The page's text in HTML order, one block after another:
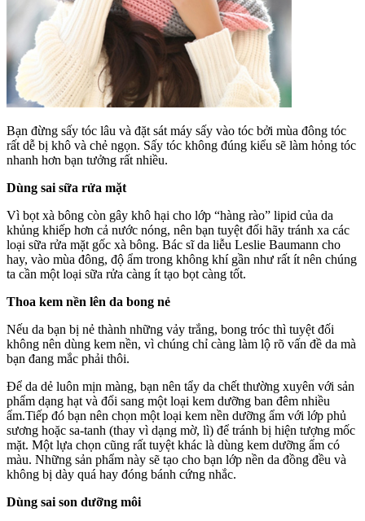
Bạn đừng sấy tóc lâu và đặt sát máy sấy vào tóc bởi mùa đông tóc
rất dễ bị khô và chẻ ngọn. Sấy tóc không đúng kiểu sẽ làm hỏng tóc
nhanh hơn bạn tưởng rất nhiều.
Dùng sai sữa rửa mặt
Vì bọt xà bông còn gây khô hại cho lớp “hàng rào” lipid của da
khủng khiếp hơn cả nước nóng, nên bạn tuyệt đối hãy tránh xa các
loại sữa rửa mặt gốc xà bông. Bác sĩ da liễu Leslie Baumann cho
hay, vào mùa đông, độ ẩm trong không khí gần như rất ít nên chúng
ta cần một loại sữa rửa càng ít tạo bọt càng tốt.
Thoa kem nền lên da bong nẻ
Nếu da bạn bị nẻ thành những vảy trắng, bong tróc thì tuyệt đối
không nên dùng kem nền, vì chúng chỉ càng làm lộ rõ vấn đề da mà
bạn đang mắc phải thôi.
Để da dẻ luôn mịn màng, bạn nên tẩy da chết thường xuyên với sản
phẩm dạng hạt và đổi sang một loại kem dưỡng ban đêm nhiều
ẩm.Tiếp đó bạn nên chọn một loại kem nền dưỡng ẩm với lớp phủ
sương hoặc sa-tanh (thay vì dạng mờ, lì) để tránh bị hiện tượng mốc
mặt. Một lựa chọn cũng rất tuyệt khác là dùng kem dưỡng ẩm có
màu. Những sản phẩm này sẽ tạo cho bạn lớp nền da đồng đều và
không bị dày quá hay đóng bánh cứng nhắc.
Dùng sai son dưỡng môi